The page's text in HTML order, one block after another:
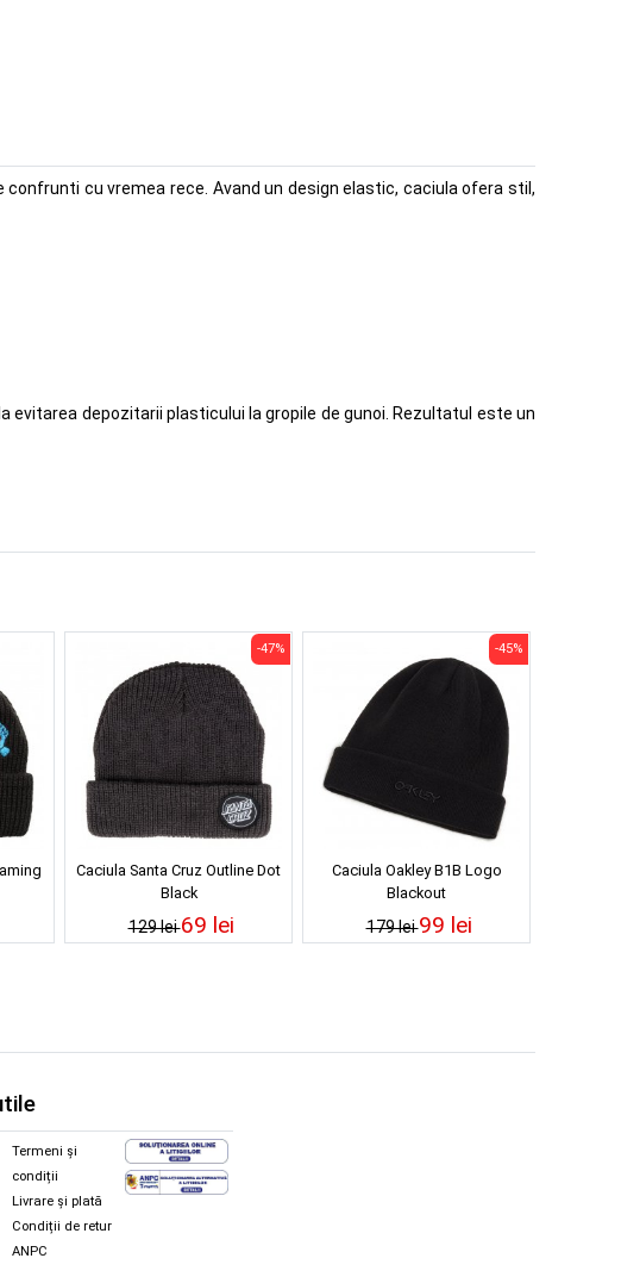
cu vremea rece. Avand un design elastic, caciula ofera stil,
evitarea depozitarii plasticului la gropile de gunoi. Rezultatul este un
Caciula Santa Cruz Outline Dot
Black
129 lei
-47%
69 lei
Caciula Oakley B1B Logo
Blackout
179 lei
-45%
99 lei
Termeni și
condiții
Livrare și plată
Condiții de retur
ANPC